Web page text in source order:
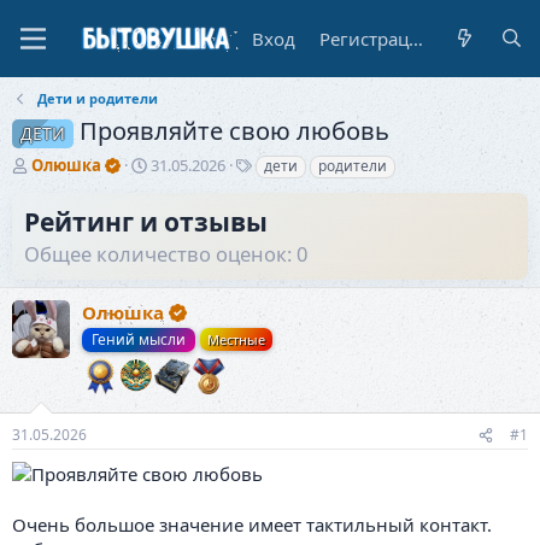
Вход Регистрация
Дети и родители
ДЕТИ Проявляйте свою любовь
А
о
р
е
м
ы
Олюшка
Д
а
н
ч
а
л
а
31.05.2026
Т
и
дети родители
Рейтинг и отзывы
Общее количество оценок: 0
Олюшка
Гений мысли Местные
31.05.2026 #1
Очень большое значение имеет тактильный контакт.